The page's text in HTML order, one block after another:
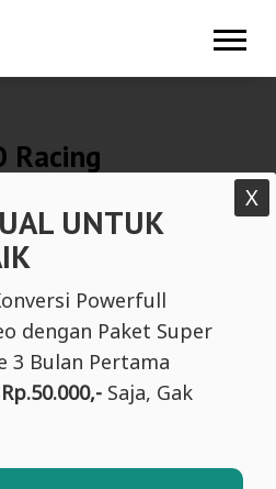
UNTUK
Powerfull
dengan Paket Super
3 Bulan Pertama
Rp.50.000,-Saja, Gak
X
Racing